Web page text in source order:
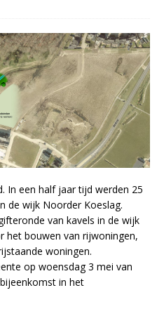
In een half jaar tijd werden 25
de wijk Noorder Koeslag.
van kavels in de wijk
het bouwen van rijwoningen,
woningen.
op woensdag 3 mei van
in het